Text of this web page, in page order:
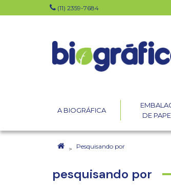
(11) 2359-7684
A BIOGRÁFICA
DE
Pesquisando por
pesquisando por